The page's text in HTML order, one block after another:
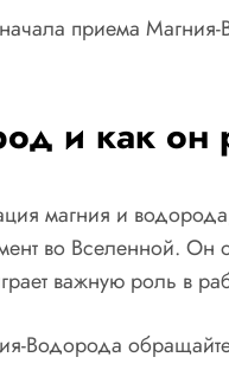
приема
и как он
магния и
во Вселенной.
важную роль в
Водорода